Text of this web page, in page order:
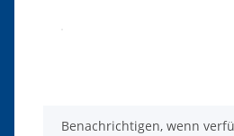
Benachrichtigen, wenn